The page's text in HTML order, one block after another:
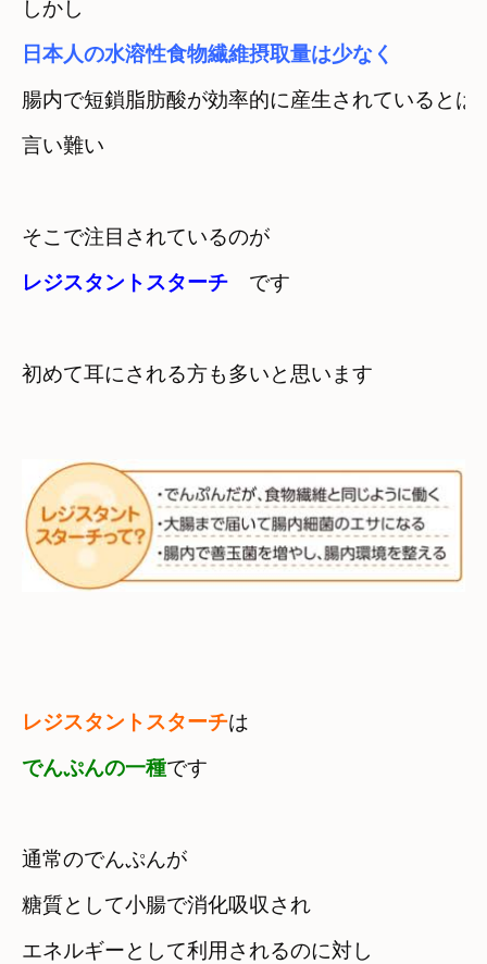
日本人の水溶性食物繊維摂取量は少なく
腸内で短鎖脂肪酸が効率的に産生されているとは
言い難い
レジスタントスターチ です
初めて耳にされる方も多いと思います
レジスタントスターチ
でんぷんの一種です
通常のでんぷんが
糖質として小腸で消化吸収され
エネルギーとして利用されるのに対し